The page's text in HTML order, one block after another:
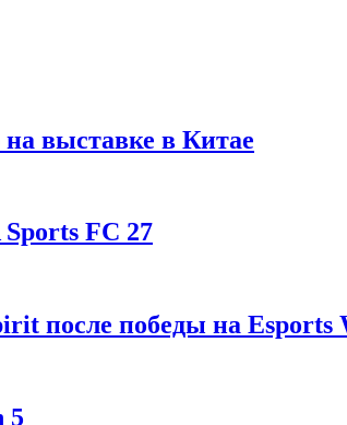
на выставке в Китае
FC 27
после победы на Esports
5